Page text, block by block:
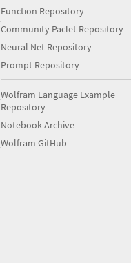
Function Repository
Community Paclet Repository
Neural Net Repository
Prompt Repository
Wolfram Language Example
Repository
Notebook Archive
Wolfram GitHub